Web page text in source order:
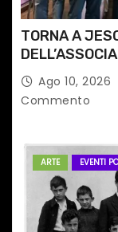
TORNA A
Ago 10, 2026
Commento
ARTE EVENTI